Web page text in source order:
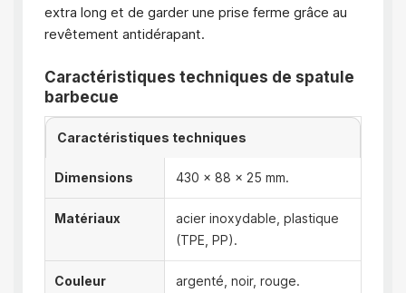
extra long et de garder une prise ferme grâce au
revêtement antidérapant.
Caractéristiques techniques de spatule
barbecue
Caractéristiques techniques
Dimensions 430 x 88 x 25 mm.
Matériaux
acier inoxydable, plastique
(TPE, PP).
Couleur argenté, noir, rouge.